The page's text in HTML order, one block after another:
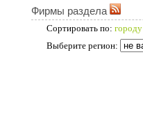
Фирмы раздела
Сортировать по: городу
Выберите регион: